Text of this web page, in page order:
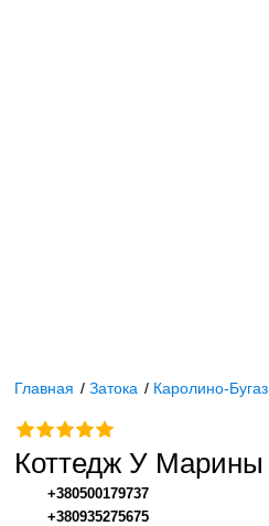
Главная /Затока / Каролино-Бугаз
Коттедж У Марины
+380500179737
+380935275675